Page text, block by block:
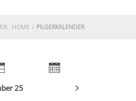
HOME PILGERKALENDER
25